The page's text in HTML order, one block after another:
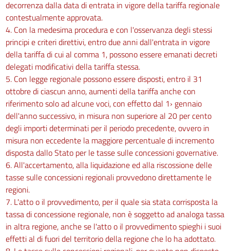
decorrenza dalla data di entrata in vigore della tariffa regionale
contestualmente approvata.
4. Con la medesima procedura e con l'osservanza degli stessi
principi e criteri direttivi, entro due anni dall'entrata in vigore
della tariffa di cui al comma 1, possono essere emanati decreti
delegati modificativi della tariffa stessa.
5. Con legge regionale possono essere disposti, entro il 31
ottobre di ciascun anno, aumenti della tariffa anche con
riferimento solo ad alcune voci, con effetto dal 1› gennaio
dell'anno successivo, in misura non superiore al 20 per cento
degli importi determinati per il periodo precedente, ovvero in
misura non eccedente la maggiore percentuale di incremento
disposta dallo Stato per le tasse sulle concessioni governative.
6. All'accertamento, alla liquidazione ed alla riscossione delle
tasse sulle concessioni regionali provvedono direttamente le
regioni.
7. L'atto o il provvedimento, per il quale sia stata corrisposta la
tassa di concessione regionale, non è soggetto ad analoga tassa
in altra regione, anche se l'atto o il provvedimento spieghi i suoi
effetti al di fuori del territorio della regione che lo ha adottato.